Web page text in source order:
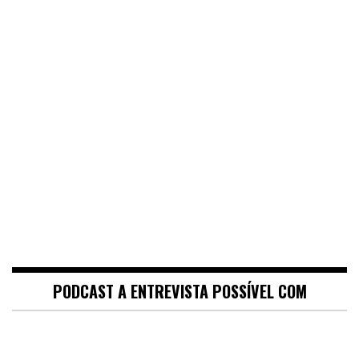
PODCAST A ENTREVISTA POSSÍVEL COM